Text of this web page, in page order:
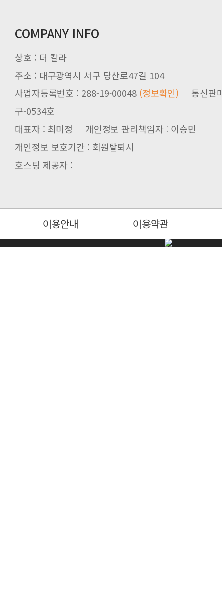
COMPANY INFO
상호 : 더 칼라
주소 : 대구광역시 서구 당산로47길 104
사업자등록번호 : 288-19-00048 (정보확인)
구-0534호
대표자 : 최미정 개인정보 관리책임자 : 이승민
개인정보 보호기간 : 회원탈퇴시
호스팅 제공자 :
이용안내 이용약관